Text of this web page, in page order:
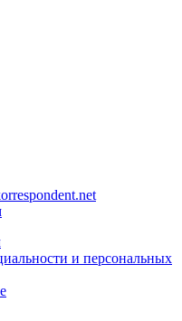
и персональных